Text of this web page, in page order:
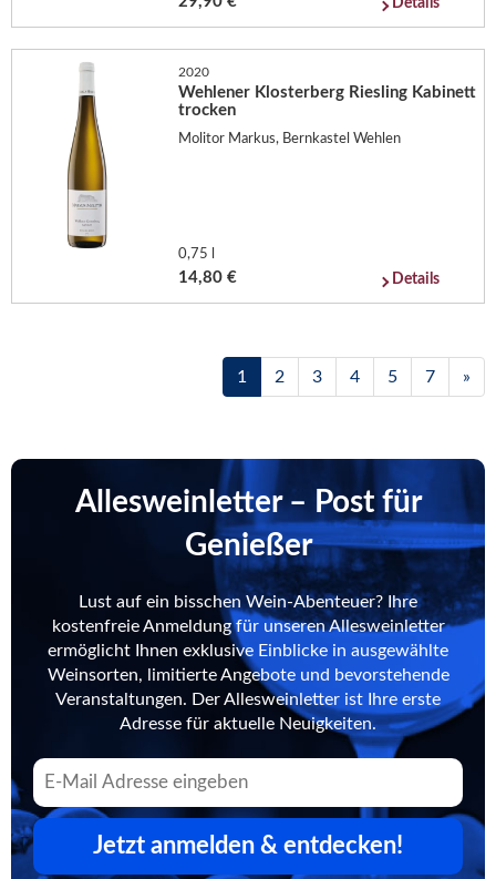
Details
2020
Wehlener Klosterberg Riesling Kabinett
trocken
Molitor Markus, Bernkastel Wehlen
0,75 l
14,80 € Details
1 2 3 4 5 7 »
Allesweinletter – Post für
Genießer
Lust auf ein bisschen Wein-Abenteuer? Ihre
kostenfreie Anmeldung für unseren Allesweinletter
ermöglicht Ihnen exklusive Einblicke in ausgewählte
Weinsorten, limitierte Angebote und bevorstehende
Veranstaltungen. Der Allesweinletter ist Ihre erste
Adresse für aktuelle Neuigkeiten.
Jetzt anmelden & entdecken!